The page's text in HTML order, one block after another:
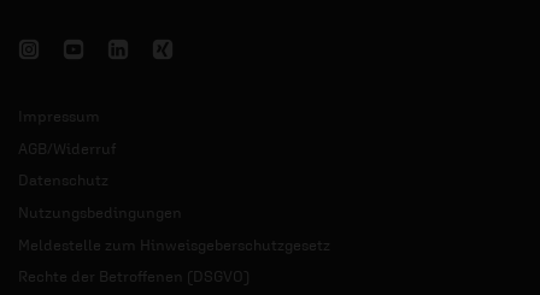
Impressum
AGB/Widerruf
Datenschutz
Nutzungsbedingungen
Meldestelle zum Hinweisgeberschutzgesetz
Rechte der Betroffenen (DSGVO)